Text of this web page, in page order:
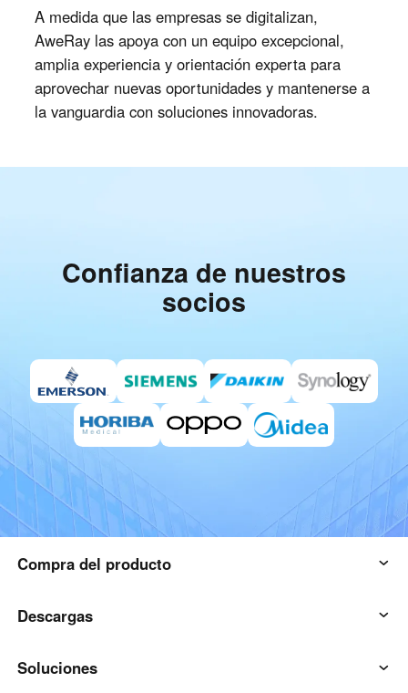
A medida que las empresas se digitalizan,
AweRay las apoya con un equipo excepcional,
amplia experiencia y orientación experta para
aprovechar nuevas oportunidades y mantenerse a
la vanguardia con soluciones innovadoras.
Confianza de nuestros
socios
Compra del producto
Por AweSun
AweSeed (en inglés)
Descargas
Cliente AweSun
Soluciones